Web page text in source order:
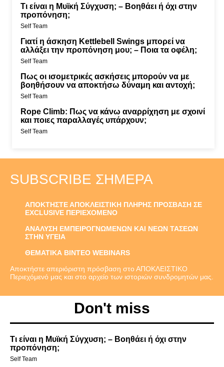
Τι είναι η Μυϊκή Σύγχυση; – Βοηθάει ή όχι στην
προπόνηση;
Self Team
Γιατί η άσκηση Kettlebell Swings μπορεί να
αλλάξει την προπόνηση μου; – Ποια τα οφέλη;
Self Team
Πως οι ισομετρικές ασκήσεις μπορούν να με
βοηθήσουν να αποκτήσω δύναμη και αντοχή;
Self Team
Rope Climb: Πως να κάνω αναρρίχηση με σχοινί
και ποιες παραλλαγές υπάρχουν;
Self Team
SUBSCRIBE ΣΉΜΕΡΑ
ΑΠΟΚΤΗΣΤΕ ΑΠΟΚΛΕΙΣΤΙΚΗ ΠΛΗΡΗΣ ΠΡΟΣΒΑΣΗ ΣΕ
EXCLUSIVE ΠΕΡΙΕΧΟΜΕΝΟ
ΑΝΑΛΥΣΗ ΕΜΠΕΙΡΟΓΝΩΜΕΝΩΝ ΚΑΙ ΝΕΩΝ ΤΑΣΕΩΝ
ΣΤΗΝ ΥΓΕΙΑ
ΘΕΜΑΤΙΚΑ ΒΙΝΤΕΟ WEBINARS
Αποκτήστε απεριόριστη πρόσβαση στο ΑΠΟΚΛΕΙΣΤΙΚΟ
Περιεχόμενό μας και στο αρχείο των ιστοριών συνδρομητών μας.
Don't miss
Τι είναι η Μυϊκή Σύγχυση; – Βοηθάει ή όχι στην
προπόνηση;
Self Team